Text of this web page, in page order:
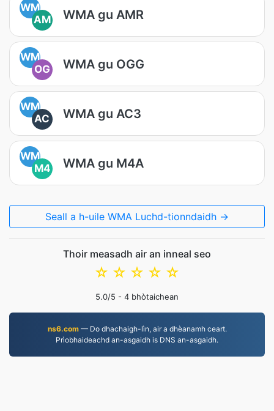
WM
AM
WMA gu AMR
WM
OG
WMA gu OGG
WM
AC
WMA gu AC3
WM
M4
WMA gu M4A
Seall a h-uile WMA Luchd-tionndaidh →
Thoir measadh air an inneal seo
☆
☆
☆
☆
☆
5.0/5 - 4 bhòtaichean
ns6.com— Do dhachaigh-lìn, air a dhèanamh ceart.
Prìobhaideachd an-asgaidh is DNS an-asgaidh.